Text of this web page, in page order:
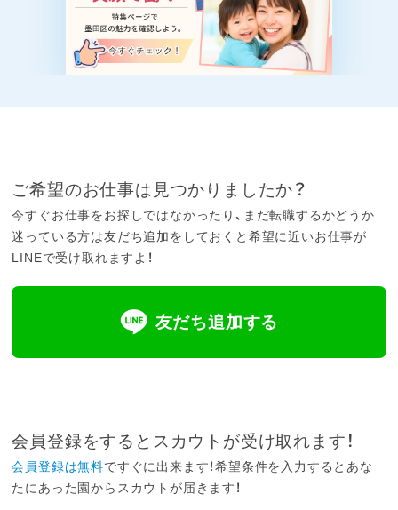
ご希望のお仕事は見つかりましたか？
今すぐお仕事をお探しではなかったり、まだ転職するかどうか
迷っている方は友だち追加をしておくと希望に近いお仕事が
LINEで受け取れますよ！
友だち追加する
会員登録をするとスカウトが受け取れます！
会員登録は無料ですぐに出来ます！希望条件を入力するとあな
たにあった園からスカウトが届きます！